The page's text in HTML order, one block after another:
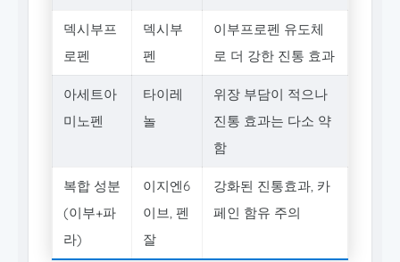
덱시부프
로펜
덱시부
펜
이부프로펜 유도체
로 더 강한 진통 효과
아세트아
미노펜
타이레
놀
위장 부담이 적으나
진통 효과는 다소 약
함
복합 성분
(이부+파
라)
이지엔6
이브, 펜
잘
강화된 진통효과, 카
페인 함유 주의